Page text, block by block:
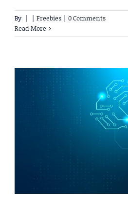
By | | Freebies | 0 Comments
Read More